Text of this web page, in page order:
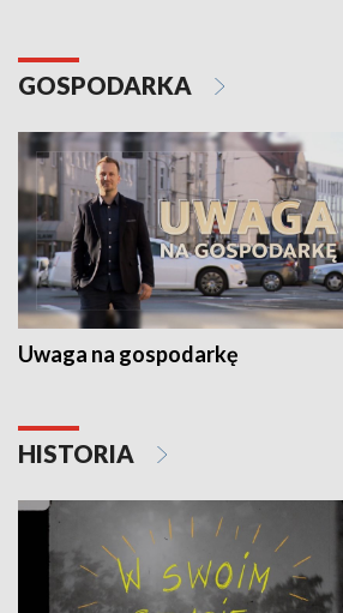
GOSPODARKA
Uwaga na gospodarkę
HISTORIA